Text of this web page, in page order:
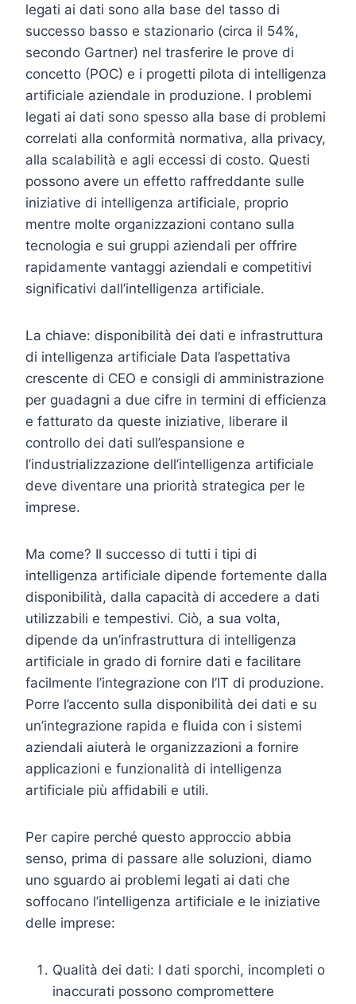
legati ai dati sono alla base del tasso di
successo basso e stazionario (circa il 54%,
secondo Gartner) nel trasferire le prove di
concetto (POC) e i progetti pilota di intelligenza
artificiale aziendale in produzione. I problemi
legati ai dati sono spesso alla base di problemi
correlati alla conformità normativa, alla privacy,
alla scalabilità e agli eccessi di costo. Questi
possono avere un effetto raffreddante sulle
iniziative di intelligenza artificiale, proprio
mentre molte organizzazioni contano sulla
tecnologia e sui gruppi aziendali per offrire
rapidamente vantaggi aziendali e competitivi
significativi dall’intelligenza artificiale.
La chiave: disponibilità dei dati e infrastruttura
di intelligenza artificiale Data l’aspettativa
crescente di CEO e consigli di amministrazione
per guadagni a due cifre in termini di efficienza
e fatturato da queste iniziative, liberare il
controllo dei dati sull’espansione e
l’industrializzazione dell’intelligenza artificiale
deve diventare una priorità strategica per le
imprese.
Ma come? Il successo di tutti i tipi di
intelligenza artificiale dipende fortemente dalla
disponibilità, dalla capacità di accedere a dati
utilizzabili e tempestivi. Ciò, a sua volta,
dipende da un’infrastruttura di intelligenza
artificiale in grado di fornire dati e facilitare
facilmente l’integrazione con l’IT di produzione.
Porre l’accento sulla disponibilità dei dati e su
un’integrazione rapida e fluida con i sistemi
aziendali aiuterà le organizzazioni a fornire
applicazioni e funzionalità di intelligenza
artificiale più affidabili e utili.
Per capire perché questo approccio abbia
senso, prima di passare alle soluzioni, diamo
uno sguardo ai problemi legati ai dati che
soffocano l’intelligenza artificiale e le iniziative
delle imprese:
Qualità dei dati: I dati sporchi, incompleti o
inaccurati possono compromettere